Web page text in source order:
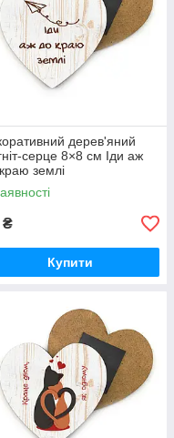
дерев'яний
серце 8×8 см Іди аж
землі
₴
Купити